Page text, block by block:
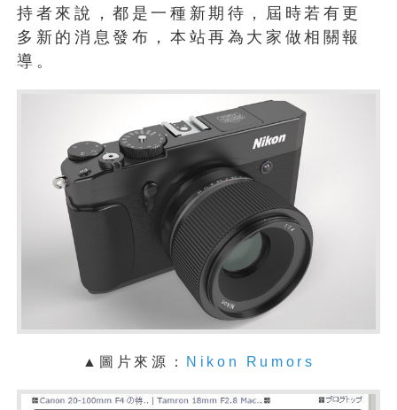
持者來說，都是一種新期待，屆時若有更
多新的消息發布，本站再為大家做相關報
導。
▲圖片來源： Nikon Rumors